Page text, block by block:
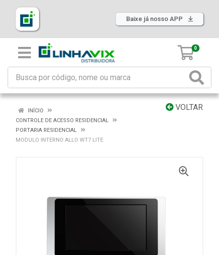
Baixe já nosso APP
0
VOLTAR
INÍCIO
CONTROLE DE ACESSO RESIDENCIAL
PORTARIA RESIDENCIAL
MODULO INTERNO ALLO WT7 LITE